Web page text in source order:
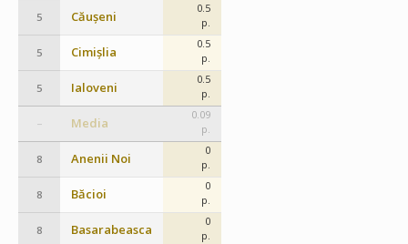
5 Căușeni
0.5
p.
5 Cimișlia
0.5
p.
5 Ialoveni
0.5
p.
– Media
0.09
p.
8 Anenii Noi
0
p.
8 Băcioi
0
p.
8 Basarabeasca
0
p.